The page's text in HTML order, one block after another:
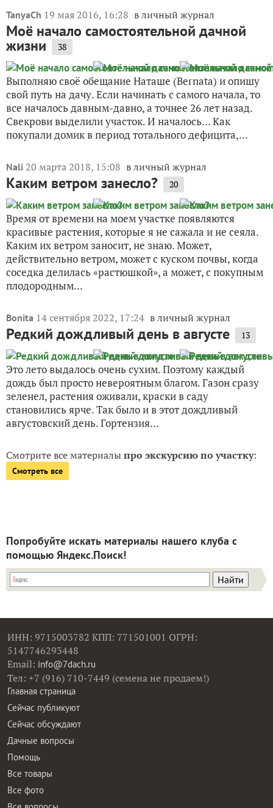
TanyaCh 19 мая 2016, 16:28 в личный журнал
Моё начало самостоятельной дачной
жизни 38
Выполняю своё обещание Наташе (Bernata) и опишу
свой путь на дачу. Если начинать с самого начала, то
все началось давным-давно, а точнее 26 лет назад.
Свекрови выделили участок. И началось… Как
покупали домик в период тотального дефицита,...
Nali 20 марта 2018, 15:08 в личный журнал
Каким ветром занесло? 20
Время от времени на моем участке появляются
красивые растения, которые я не сажала и не сеяла.
Каким их ветром заносит, не знаю. Может,
действительно ветром, может с куском почвы, когда
соседка делилась «растюшкой», а может, с покупным
плодородным...
Bonita 14 сентября 2022, 17:24 в личный журнал
Редкий дождливый день в августе 13
Это лето выдалось очень сухим. Поэтому каждый
дождь был просто невероятным благом. Газон сразу
зеленел, растения оживали, краски в саду
становились ярче. Так было и в этот дождливый
августовский день. Гортензия...
Смотрите все материалыпро экскурсию по участку:
Смотреть все
Попробуйте искать материалы нашего клуба с
помощью Яндекс.Поиск!
ИНН: 9715003782 КПП: 771501001 ОГРН:
5147746293448
Email: info@7dach.ru
Тел: +7 (916) 710-7449 (семена не продаем!)
Главная страница
Сейчас публикуют
Сейчас обсуждают
Дачные вопросы
Помощь
Все товары
Все фото